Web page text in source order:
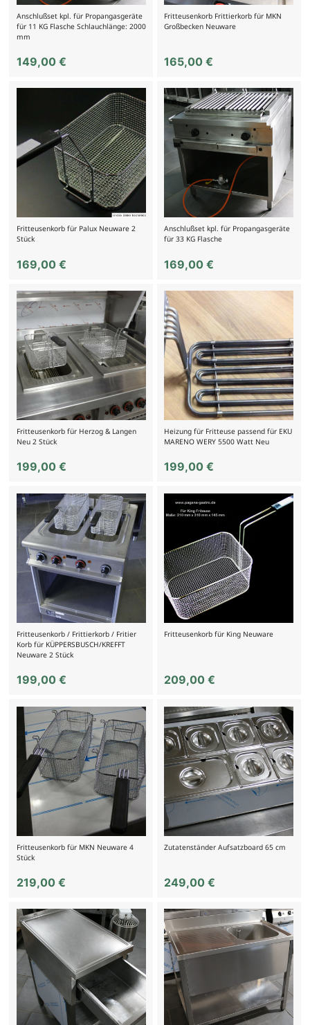
Anschlußset kpl. für Propangasgeräte
für 11 KG Flasche Schlauchlänge: 2000
mm
149,00 €
Fritteusenkorb Frittierkorb für MKN
Großbecken Neuware
165,00€
Fritteusenkorb für Palux Neuware 2
Stück
169,00 €
Anschlußset kpl. für Propangasgeräte
für 33 KG Flasche
169,00€
Fritteusenkorb für Herzog & Langen
Neu 2 Stück
199,00 €
Heizung für Fritteuse passend für EKU
MARENO WERY 5500 Watt Neu
199,00€
Fritteusenkorb / Frittierkorb / Fritier
Korb für KÜPPERSBUSCH/KREFFT
Neuware 2 Stück
199,00 €
Fritteusenkorb für King Neuware
209,00€
Fritteusenkorb für MKN Neuware 4
Stück
219,00 €
Zutatenständer Aufsatzboard 65 cm
249,00€